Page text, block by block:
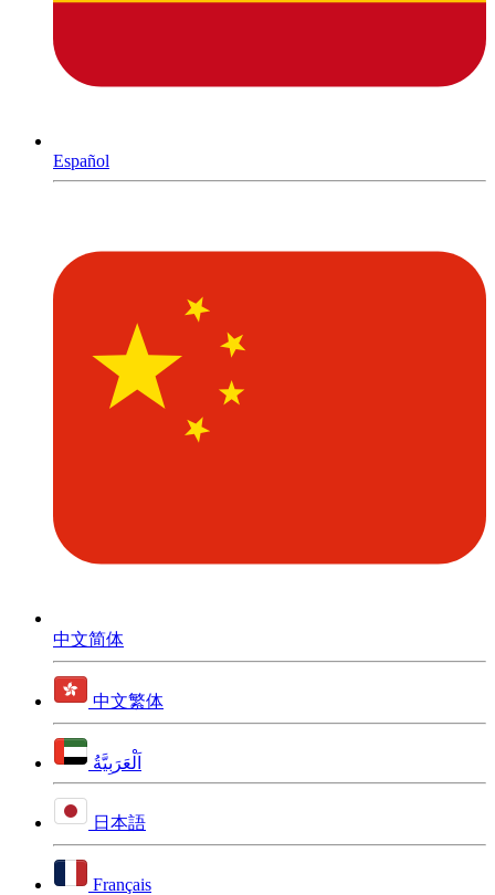
Español
中文简体
中文繁体
اَلْعَرَبِيَّةُ
日本語
Français